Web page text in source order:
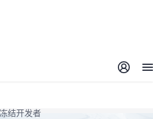
结开发者